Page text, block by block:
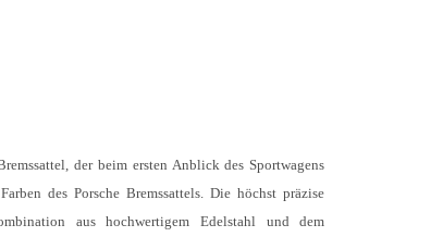
der beim ersten Anblick des Sportwagens
des Porsche Bremssattels. Die höchst präzise
aus hochwertigem Edelstahl und dem